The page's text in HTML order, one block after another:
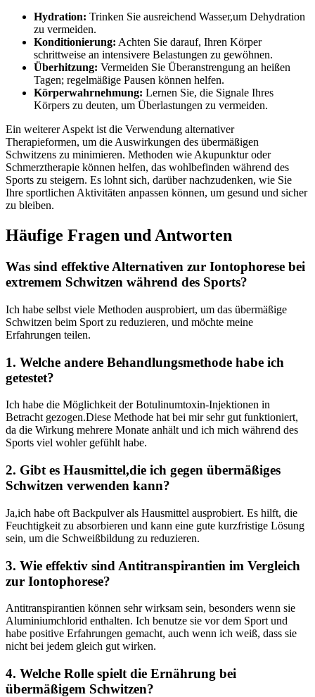
Hydration: Trinken Sie ausreichend Wasser,um Dehydration​
zu vermeiden.
Konditionierung: Achten ⁢Sie darauf, Ihren‌ Körper
schrittweise an intensivere Belastungen zu gewöhnen.
Überhitzung: Vermeiden Sie Überanstrengung an heißen
Tagen; regelmäßige Pausen können helfen.
Körperwahrnehmung: Lernen Sie, ‍die Signale Ihres
Körpers zu ⁣deuten, um Überlastungen zu vermeiden.
Ein ‍weiterer Aspekt ist die Verwendung⁤ alternativer
Therapieformen, um die ​Auswirkungen des übermäßigen
Schwitzens zu minimieren. Methoden ⁤wie Akupunktur oder
Schmerztherapie können helfen, das wohlbefinden während des
Sports zu steigern. Es lohnt sich, darüber ‌nachzudenken, ⁣wie Sie
⁣Ihre sportlichen Aktivitäten anpassen können, um gesund und sicher
zu bleiben.
Häufige‍ Fragen und Antworten
Was⁤ sind effektive ‍Alternativen zur Iontophorese bei
extremem Schwitzen während des Sports?
Ich habe selbst viele Methoden ⁣ausprobiert, um das übermäßige‍
Schwitzen‌ beim⁣ Sport zu reduzieren, und möchte meine
Erfahrungen teilen.
1. Welche andere Behandlungsmethode habe ich
getestet?
Ich habe die Möglichkeit der Botulinumtoxin-Injektionen in
Betracht gezogen.Diese Methode ‌hat ​bei​ mir sehr gut funktioniert,
da die Wirkung ⁤mehrere Monate anhält und ich mich während des
Sports viel⁢ wohler gefühlt ⁤habe.
2. Gibt es Hausmittel,die ich gegen übermäßiges
Schwitzen verwenden kann?
Ja,ich habe oft Backpulver als Hausmittel ausprobiert. Es‍ hilft, die
Feuchtigkeit zu absorbieren ⁢und ⁢kann eine gute kurzfristige Lösung
sein, um die⁤ Schweißbildung zu reduzieren.
3. Wie⁤ effektiv sind Antitranspirantien im‍ Vergleich
⁤zur ⁤Iontophorese?
Antitranspirantien ​können sehr wirksam sein, ‍besonders wenn sie⁣
Aluminiumchlorid enthalten. Ich benutze sie vor dem Sport und​
habe‌ positive Erfahrungen gemacht, auch wenn ich weiß, dass⁤ sie
nicht bei jedem gleich gut wirken.
4. Welche Rolle spielt ​die Ernährung bei
übermäßigem Schwitzen?